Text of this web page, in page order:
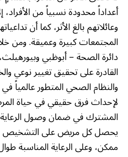
أعداداً محدودة نسبياً من الأفراد،
وعائلاتهم بالغ الأثر، كما أن
المجتمعات كبيرة وعميقة. ومن
دائرة الصحة – أبوظبي
القادرة على تحقيق تغيير نوعي
والنظام الصحي المتطور عالمياً
لإحداث فرق حقيقي في حياة
المشترك في ضمان وصول
يحصل كل مريض على
ممكن، وعلى الرعاية المناسبة